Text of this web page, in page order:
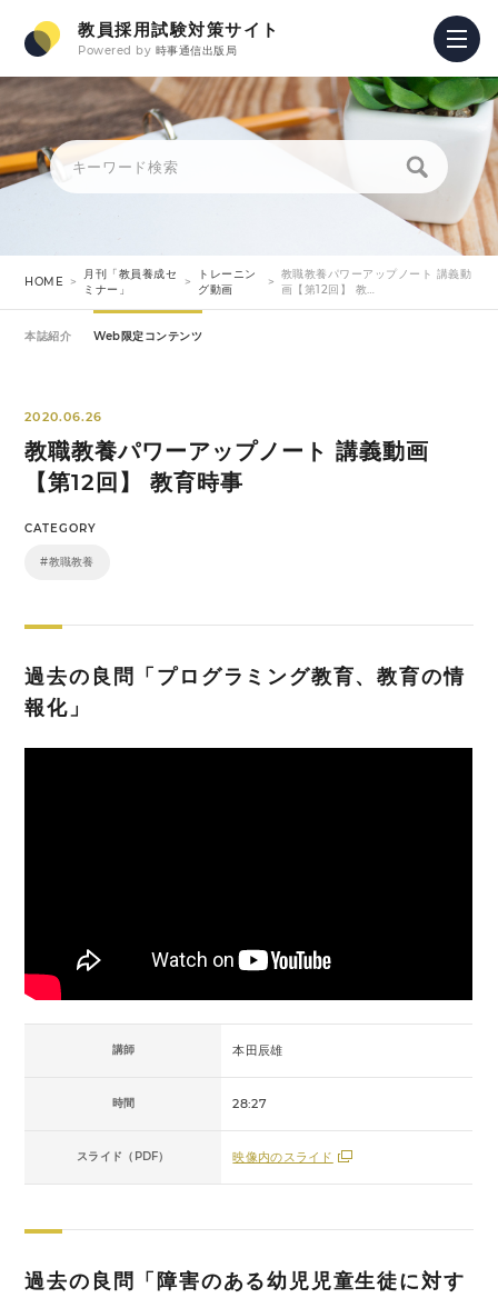
教員採用試験対策サイト
Powered by 時事通信出版局
HOME
月刊「教員養成セ
ミナー」
トレーニン
グ動画
教職教養パワーアップノート 講義動
画【第12回】 教…
本誌紹介 Web限定コンテンツ
2020.06.26
教職教養パワーアップノート 講義動画
【第12回】 教育時事
CATEGORY
#教職教養
過去の良問「プログラミング教育、教育の情
報化」
講師 本田辰雄
時間 28:27
スライド（PDF） 映像内のスライド
過去の良問「障害のある幼児児童生徒に対す